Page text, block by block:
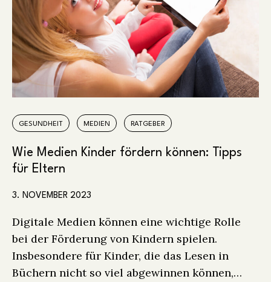
GESUNDHEIT MEDIEN RATGEBER
Wie Medien Kinder fördern können: Tipps
für Eltern
3. NOVEMBER 2023
Digitale Medien können eine wichtige Rolle
bei der Förderung von Kindern spielen.
Insbesondere für Kinder, die das Lesen in
Büchern nicht so viel abgewinnen können,…